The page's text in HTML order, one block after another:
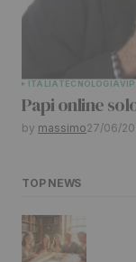
ITALIATECNOLOGIAVIP
Papi online
by massimo27/06/
TOP NEWS